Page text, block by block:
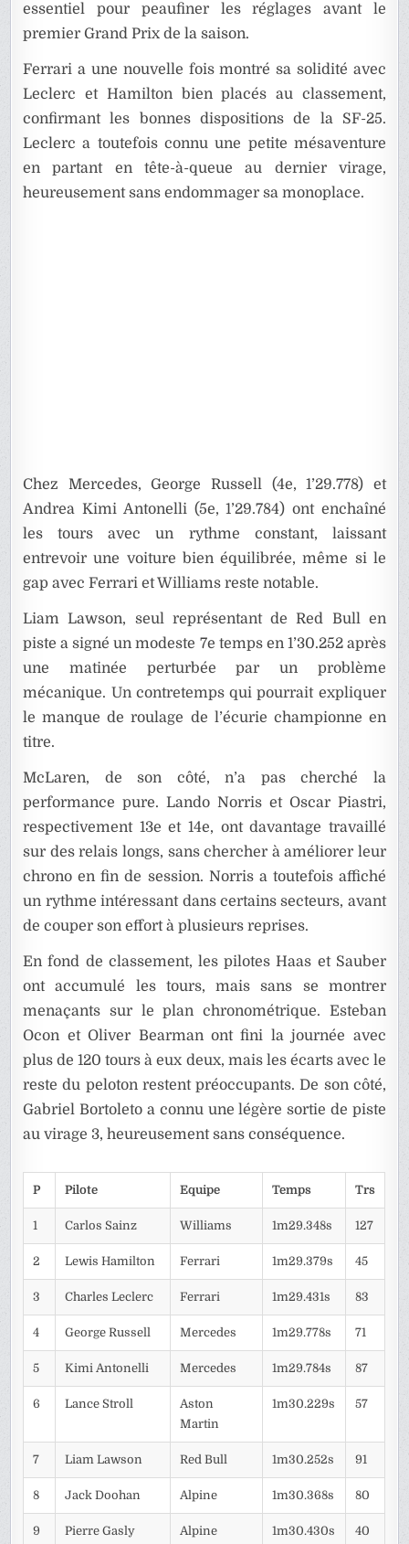
essentiel pour peaufiner les réglages avant le
premier Grand Prix de la saison.
Ferrari a une nouvelle fois montré sa solidité avec
Leclerc et Hamilton bien placés au classement,
confirmant les bonnes dispositions de la SF-25.
Leclerc a toutefois connu une petite mésaventure
en partant en tête-à-queue au dernier virage,
heureusement sans endommager sa monoplace.
Chez Mercedes, George Russell (4e, 1’29.778) et
Andrea Kimi Antonelli (5e, 1’29.784) ont enchaîné
les tours avec un rythme constant, laissant
entrevoir une voiture bien équilibrée, même si le
gap avec Ferrari et Williams reste notable.
Liam Lawson, seul représentant de Red Bull en
piste a signé un modeste 7e temps en 1’30.252 après
une matinée perturbée par un problème
mécanique. Un contretemps qui pourrait expliquer
le manque de roulage de l’écurie championne en
titre.
McLaren, de son côté, n’a pas cherché la
performance pure. Lando Norris et Oscar Piastri,
respectivement 13e et 14e, ont davantage travaillé
sur des relais longs, sans chercher à améliorer leur
chrono en fin de session. Norris a toutefois affiché
un rythme intéressant dans certains secteurs, avant
de couper son effort à plusieurs reprises.
En fond de classement, les pilotes Haas et Sauber
ont accumulé les tours, mais sans se montrer
menaçants sur le plan chronométrique. Esteban
Ocon et Oliver Bearman ont fini la journée avec
plus de 120 tours à eux deux, mais les écarts avec le
reste du peloton restent préoccupants. De son côté,
Gabriel Bortoleto a connu une légère sortie de piste
au virage 3, heureusement sans conséquence.
P Pilote Equipe Temps Trs
1 Carlos Sainz Williams 1m29.348s 127
2 Lewis Hamilton Ferrari 1m29.379s 45
3 Charles Leclerc Ferrari 1m29.431s 83
4 George Russell Mercedes 1m29.778s 71
5 Kimi Antonelli Mercedes 1m29.784s 87
6 Lance Stroll
Aston
Martin
1m30.229s 57
7 Liam Lawson Red Bull 1m30.252s 91
8 Jack Doohan Alpine 1m30.368s 80
9 Pierre Gasly Alpine 1m30.430s 40